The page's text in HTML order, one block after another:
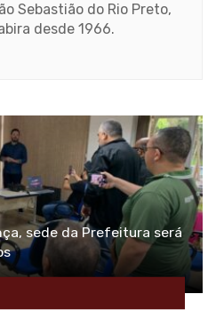
Sebastião do Rio Preto,
desde 1966.
sede da Prefeitura será